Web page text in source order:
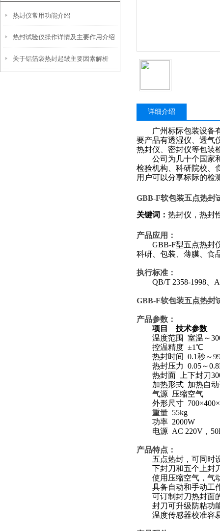
热封仪常用功能介绍
热封试验仪操作详情及主要作用介绍
关于铝箔袋热封起皱主要因素解析
详细介绍
广州标际包装设备
要产品有透湿仪、透气
热封仪、密封仪等包装
公司为几十个国家和
检验机构、科研院校、
用户可以分享标际的检
GBB-F软包装五点热封
关键词： 热封仪，热封
产品应用：
GBB-F型五点热封
科研、包装、薄膜、食
执行标准：
QB/T 2358-1998
GBB-F软包装五点热封
产品参数：
项目
技术参数
温度范围
室温～
控温精度 ±1℃
热封时间 0.1秒～
热封压力 0.05～
热封面
上下封刀
加热形式 加热自
气源 压缩空气
外形尺寸 700×400×
重量 55kg
功率 2000W
电源 AC 220V ，
产品特点：
五点热封，可同时
下封刀和五个上封刀
使用压缩空气，气
具备自动和手动工作
可订制封刀热封面的
封刀可升级防粘功
温度传感器校准容